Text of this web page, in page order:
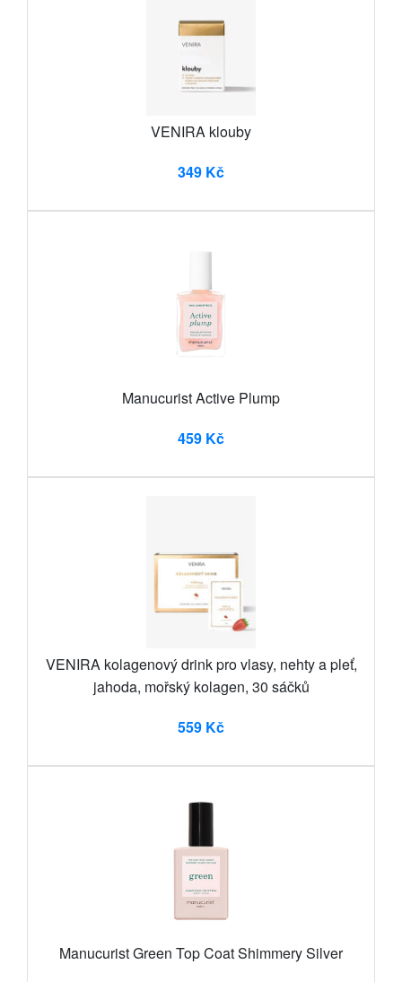
VENIRA klouby
349 Kč
Manucurist Active Plump
459 Kč
VENIRA kolagenový drink pro vlasy, nehty a pleť,
jahoda, mořský kolagen, 30 sáčků
559 Kč
Manucurist Green Top Coat Shimmery Silver